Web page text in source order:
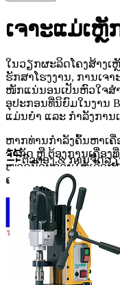
ເຈາະແມ່ເຫຼັ
ໃນວຽກຜະລິດໂຄງສ້າງເ
ຮັກສາໂຮງງານ, ການເຈ
ໜັກແນ່ນອນເປັນຫົວໃຈສໍ
ອຸປະກອນທີ່ນິຍົມໃນງານ
ແມ່ນຍໍາ ແລະ ກໍາລັງການ
ຫາກທ່ານກໍາລັງຄົ້ນຫາເຄື່
ຈໍາກັດ ຫຼື ຕ້ອງການເຄື່ອງທີ່
ໝວດນີ້ຈະຊ່ວຍໃຫ້ເລືອກ
ຄວນພິຈາລະນາກ່ອນຕັດສິ
ຕົວຕອງ & ການຈັດລຽ